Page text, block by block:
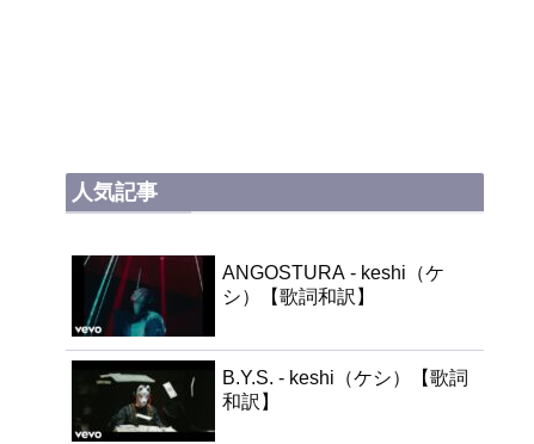
人気記事
ANGOSTURA - keshi（ケ
シ）【歌詞和訳】
B.Y.S. - keshi（ケシ）【歌詞
和訳】